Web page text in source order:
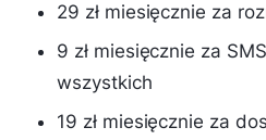
29 zł miesięcznie za
9 zł miesięcznie za
wszystkich
19 zł miesięcznie za